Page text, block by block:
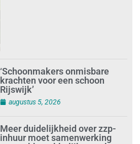
‘Schoonmakers onmisbare
krachten voor een schoon
Rijswijk’
augustus 5, 2026
Meer duidelijkheid over zzp-
inhuur moet samenwerking